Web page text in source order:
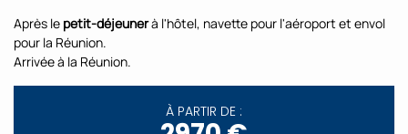
Après le petit-déjeunerà l'hôtel, navette pour l'aéroport et envol
pour la Réunion.
Arrivée à la Réunion.
À PARTIR DE :